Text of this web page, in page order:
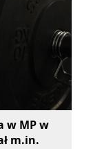
w MP w
m.in.